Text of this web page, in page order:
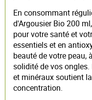
En consommant
d'Argousier Bio 200
pour votre santé et
essentiels et en
beauté de votre peau,
solidité de vos
et minéraux soutient
concentration.